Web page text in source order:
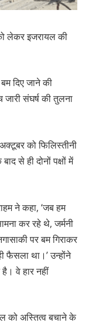
लेकर इजरायल की
दिए जाने की
संघर्ष की तुलना
को फिलिस्तीनी
से ही दोनों पक्षों में
ने कहा, ‘जब हम
कर रहे थे, जर्मनी
पर बम गिराकर
फैसला था।’ उन्होंने
वे हार नहीं
को अस्तित्व बचाने के